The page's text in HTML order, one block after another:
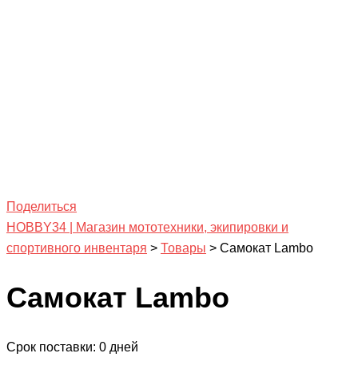
Поделиться
HOBBY34 | Магазин мототехники, экипировки и
спортивного инвентаря > Товары > Самокат Lambo
Самокат Lambo
Срок поставки: 0 дней